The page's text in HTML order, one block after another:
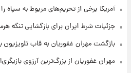
سود مشارکت چند
۱ روز پیش
زمان پخش «مرد
آمریکا برخی از تحریم‌های مربوط به سپاه
جزئیات شرط ایران برای بازگشایی تنگه
بازگشت مهران غفوریان به قاب تلویزیون
مهران غفوریان از بزرگ‌ترین آرزوی